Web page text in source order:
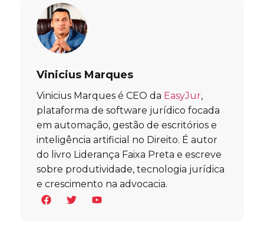
Vinicius Marques
Vinicius Marques é CEO da EasyJur,
plataforma de software jurídico focada
em automação, gestão de escritórios e
inteligência artificial no Direito. É autor
do livro Liderança Faixa Preta e escreve
sobre produtividade, tecnologia jurídica
e crescimento na advocacia.